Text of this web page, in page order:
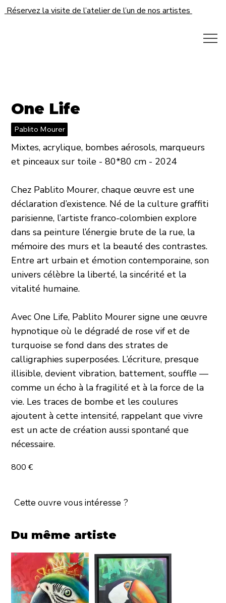
Réservez la visite de l’atelier de l’un de nos artistes
One Life
Pablito Mourer
Mixtes, acrylique, bombes aérosols, marqueurs
et pinceaux sur toile - 80*80 cm - 2024
Chez Pablito Mourer, chaque œuvre est une
déclaration d’existence. Né de la culture graffiti
parisienne, l’artiste franco-colombien explore
dans sa peinture l’énergie brute de la rue, la
mémoire des murs et la beauté des contrastes.
Entre art urbain et émotion contemporaine, son
univers célèbre la liberté, la sincérité et la
vitalité humaine.
Avec One Life, Pablito Mourer signe une œuvre
hypnotique où le dégradé de rose vif et de
turquoise se fond dans des strates de
calligraphies superposées. L’écriture, presque
illisible, devient vibration, battement, souffle —
comme un écho à la fragilité et à la force de la
vie. Les traces de bombe et les coulures
ajoutent à cette intensité, rappelant que vivre
est un acte de création aussi spontané que
nécessaire.
800 €
Cette ouvre vous intéresse ?
Du même artiste